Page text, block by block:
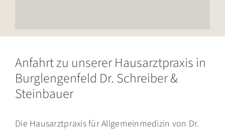
Anfahrt zu unserer Hausarzt­praxis in
Burglengenfeld Dr. Schreiber &
Steinbauer
Die Hausarztpraxis für Allgemeinmedizin von Dr.